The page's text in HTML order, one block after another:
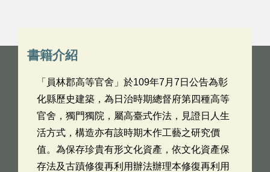
書籍介紹
「員林郡高等官舍」於109年7月7日公告為彰
化縣歷史建築，為日治時期總督府第四種高等
官舍，獨門獨院，屬高臺式作法，見證日人生
活方式，構造亦有該時期木作工藝之研究價
值。為保存珍貴有形文化資產，依文化資產保
存法及古蹟修復再利用辦法辦理本修復再利用